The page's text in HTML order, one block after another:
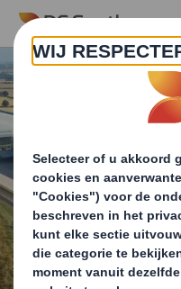
Skip to main content